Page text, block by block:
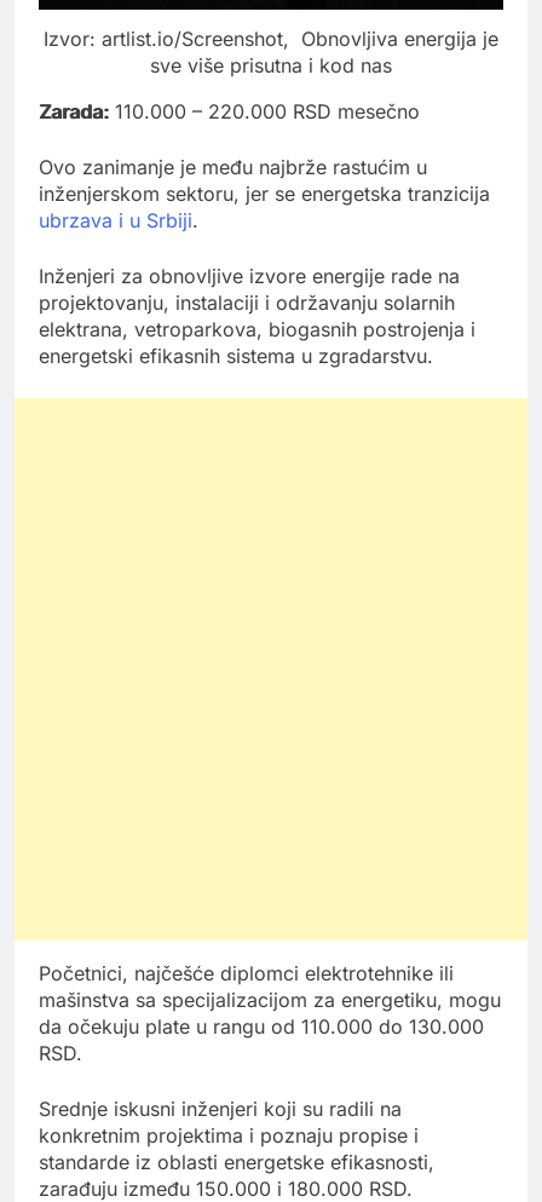
Izvor: artlist.io/Screenshot, Obnovljiva energija je
sve više prisutna i kod nas
Zarada: 110.000 – 220.000 RSD mesečno
Ovo zanimanje je među najbrže rastućim u
inženjerskom sektoru, jer se energetska tranzicija
ubrzava i u Srbiji.
Inženjeri za obnovljive izvore energije rade na
projektovanju, instalaciji i održavanju solarnih
elektrana, vetroparkova, biogasnih postrojenja i
energetski efikasnih sistema u zgradarstvu.
Početnici, najčešće diplomci elektrotehnike ili
mašinstva sa specijalizacijom za energetiku, mogu
da očekuju plate u rangu od 110.000 do 130.000
RSD.
Srednje iskusni inženjeri koji su radili na
konkretnim projektima i poznaju propise i
standarde iz oblasti energetske efikasnosti,
zarađuju između 150.000 i 180.000 RSD.